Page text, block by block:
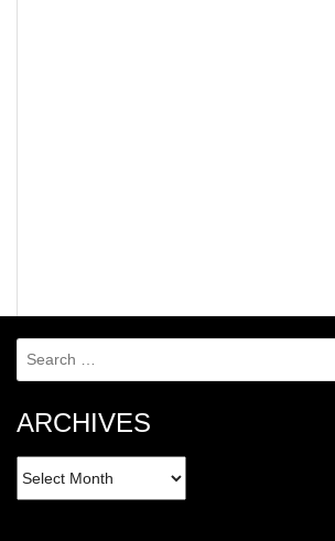
ARCHIVES